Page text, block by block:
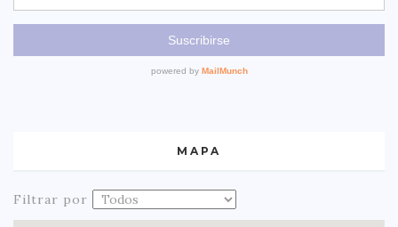
MAPA
Filtrar por